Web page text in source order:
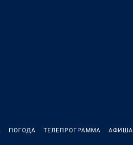
ПОГОДА ТЕЛЕПРОГРАММА АФИША